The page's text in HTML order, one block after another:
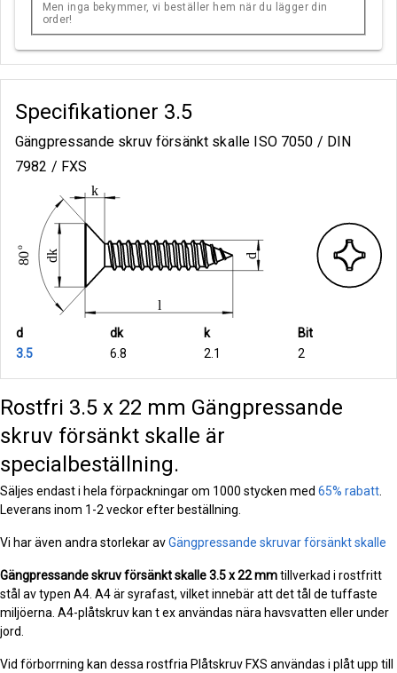
Men inga bekymmer, vi beställer hem när du lägger din
order!
Specifikationer 3.5
Gängpressande skruv försänkt skalle ISO 7050 / DIN
7982 / FXS
d dk k
Bit
3.5
6.8 2.1 2
Rostfri 3.5 x 22 mm Gängpressande
skruv försänkt skalle är
specialbeställning.
Säljes endast i hela förpackningar om 1000 stycken med 65% rabatt
Leverans inom 1-2 veckor efter beställning.
Vi har även andra storlekar avGängpressande skruvar försänkt skalle
Gängpressande skruv försänkt skalle3.5 x 22 mmtillverkad i rostfritt
stål av typen A4. A4 är syrafast, vilket innebär att det tål de tuffaste
miljöerna. A4-plåtskruv kan t ex användas nära havsvatten eller under
jord.
Vid förborrning kan dessa rostfria Plåtskruv FXS användas i plåt upp till